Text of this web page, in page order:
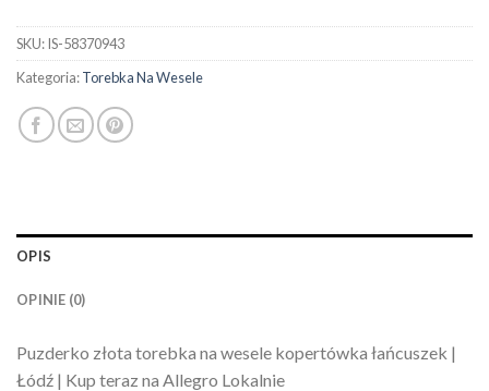
SKU:IS-58370943
Kategoria:Torebka Na Wesele
OPIS
OPINIE (0)
Puzderko złota torebka na wesele kopertówka łańcuszek |
Łódź | Kup teraz na Allegro Lokalnie